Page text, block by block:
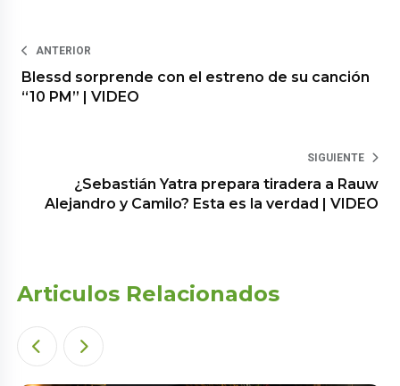
ANTERIOR
Blessd sorprende con el estreno de su canción
“10 PM” | VIDEO
SIGUIENTE
¿Sebastián Yatra prepara tiradera a Rauw
Alejandro y Camilo? Esta es la verdad | VIDEO
Articulos Relacionados